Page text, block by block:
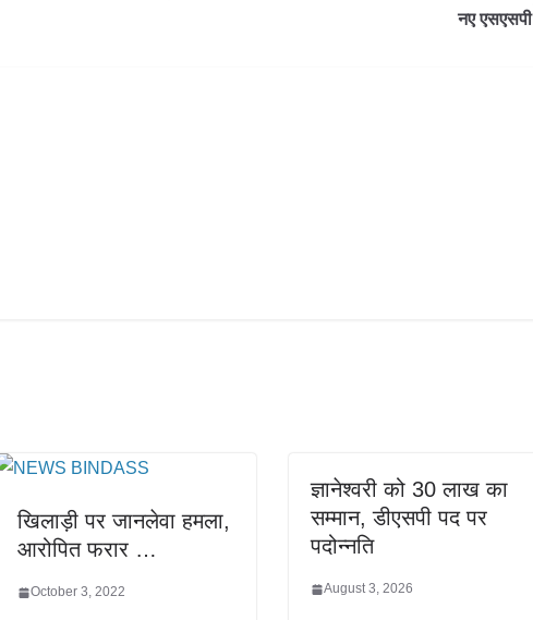
नए एसएसपी
खिलाड़ी पर जानलेवा हमला,
आरोपित फरार …
October 3, 2022
ज्ञानेश्वरी को 30 लाख का
सम्मान, डीएसपी पद पर
पदोन्नति
August 3, 2026